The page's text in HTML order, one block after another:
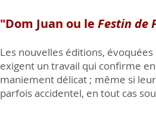
"Dom Juan ou le Festin de
Les nouvelles éditions,
exigent un travail qui confirme
maniement délicat ; même si
parfois accidentel, en tout cas